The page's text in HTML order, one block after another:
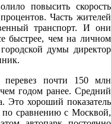
повысить скорость
Часть жителей
транспорт. И они
быстрее, чем на личном
думы директор
перевез почти 150 млн
годом ранее. Средний
Это хороший показатель
по сравнению с Москвой,